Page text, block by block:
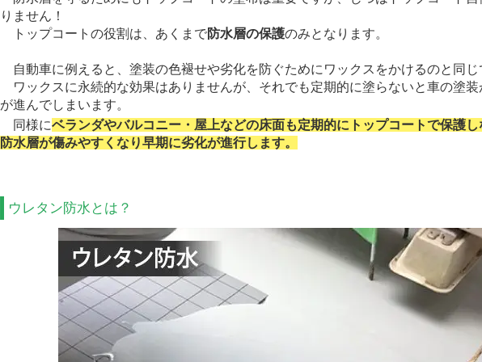
りません！
トップコートの役割は、あくまで防水層の保護のみとなります。
自動車に例えると、塗装の色褪せや劣化を防ぐためにワックスをかけるのと同じ
ワックスに永続的な効果はありませんが、それでも定期的に塗らないと車の塗
が進んでしまいます。
同様にベランダやバルコニー・屋上などの床面も定期的にトップコートで保護
防水層が傷みやすくなり早期に劣化が進行します。
ウレタン防水とは？